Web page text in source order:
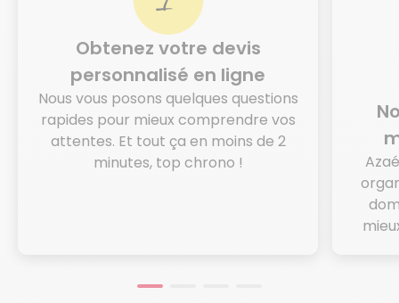
Obtenez votre devis
personnalisé en ligne
Nous vous posons quelques questions
rapides pour mieux comprendre vos
attentes. Et tout ça en moins de 2
minutes, top chrono !